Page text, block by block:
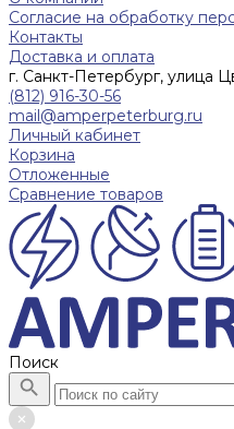
Согласие на обработку
Контакты
Доставка и оплата
г. Санкт-Петербург, улица
(812) 916-30-56
mail@amperpeterburg.ru
Личный кабинет
Корзина
Отложенные
Сравнение товаров
Поиск